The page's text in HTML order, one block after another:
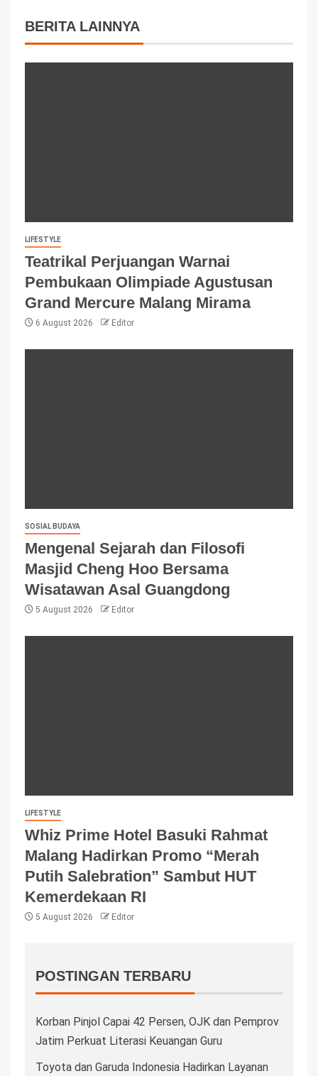
BERITA LAINNYA
LIFESTYLE
Teatrikal Perjuangan Warnai
Pembukaan Olimpiade Agustusan
Grand Mercure Malang Mirama
6 August 2026 Editor
SOSIAL BUDAYA
Mengenal Sejarah dan Filosofi
Masjid Cheng Hoo Bersama
Wisatawan Asal Guangdong
5 August 2026 Editor
LIFESTYLE
Whiz Prime Hotel Basuki Rahmat
Malang Hadirkan Promo “Merah
Putih Salebration” Sambut HUT
Kemerdekaan RI
5 August 2026 Editor
POSTINGAN TERBARU
Korban Pinjol Capai 42 Persen, OJK dan Pemprov
Jatim Perkuat Literasi Keuangan Guru
Toyota dan Garuda Indonesia Hadirkan Layanan